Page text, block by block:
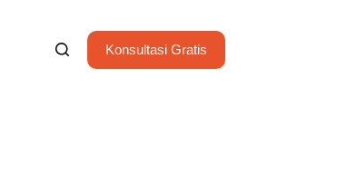
Konsultasi Gratis